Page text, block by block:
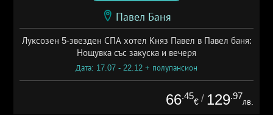
Павел Баня
Луксозен 5-звезден СПА хотел Княз Павел в Павел баня:
Нощувка със закуска и вечеря
Дата: 17.07 - 22.12 + полупансион
66.45
€ / 129.97
лв.